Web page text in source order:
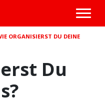
ORGANISIERST DU DEINE
Du